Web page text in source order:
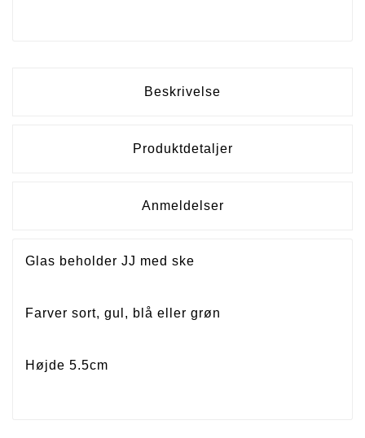
Beskrivelse
Produktdetaljer
Anmeldelser
Glas beholder JJ med ske
Farver sort, gul, blå eller grøn
Højde 5.5cm